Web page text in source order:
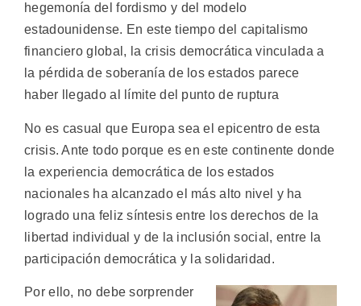
hegemonía del fordismo y del modelo
estadounidense. En este tiempo del capitalismo
financiero global, la crisis democrática vinculada a
la pérdida de soberanía de los estados parece
haber llegado al límite del punto de ruptura
No es casual que Europa sea el epicentro de esta
crisis. Ante todo porque es en este continente donde
la experiencia democrática de los estados
nacionales ha alcanzado el más alto nivel y ha
logrado una feliz síntesis entre los derechos de la
libertad individual y de la inclusión social, entre la
participación democrática y la solidaridad.
Por ello, no debe sorprender